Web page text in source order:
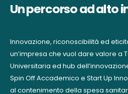
Un percorso ad alto
Innovazione, riconoscibilità ed
un’impresa che vuol dare valore a
Universitaria ed hub
Spin Off Accademico e Start Up
al contenimento della spesa